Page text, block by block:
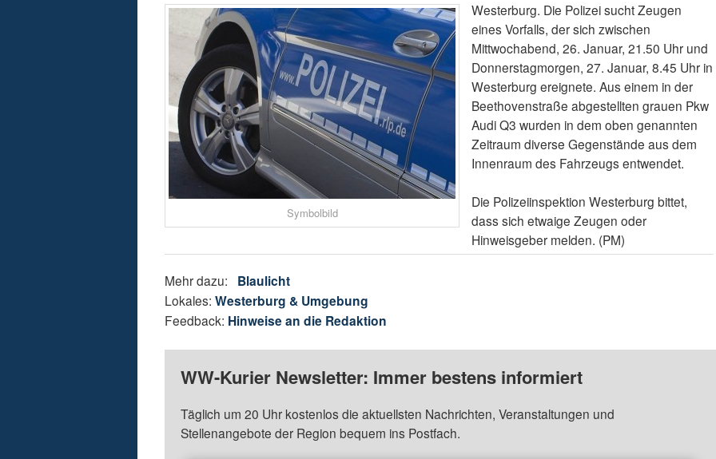
Symbolbild
Westerburg. Die Polizei sucht Zeugen
eines Vorfalls, der sich zwischen
Mittwochabend, 26. Januar, 21.50 Uhr und
Donnerstagmorgen, 27. Januar, 8.45 Uhr in
Westerburg ereignete. Aus einem in der
Beethovenstraße abgestellten grauen Pkw
Audi Q3 wurden in dem oben genannten
Zeitraum diverse Gegenstände aus dem
Innenraum des Fahrzeugs entwendet.
Die Polizeiinspektion Westerburg bittet,
dass sich etwaige Zeugen oder
Hinweisgeber melden. (PM)
Mehr dazu: Blaulicht
Lokales:Westerburg & Umgebung
Feedback: Hinweise an die Redaktion
WW-Kurier Newsletter: Immer bestens informiert
Täglich um 20 Uhr kostenlos die aktuellsten Nachrichten, Veranstaltungen und
Stellenangebote der Region bequem ins Postfach.